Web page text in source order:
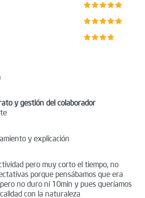
y gestión del colaborador
y explicación
pero muy corto el tiempo, no
porque pensábamos que era
no duro ni 10min y pues queríamos
con la naturaleza